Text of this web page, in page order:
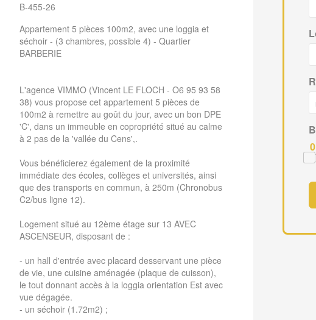
B-455-26
Appartement 5 pièces 100m2, avec une loggia et
séchoir - (3 chambres, possible 4) - Quartier
BARBERIE
L'agence VIMMO (Vincent LE FLOCH - O6 95 93 58
38) vous propose cet appartement 5 pièces de
100m2 à remettre au goût du jour, avec un bon DPE
'C', dans un immeuble en copropriété situé au calme
à 2 pas de la 'vallée du Cens',.
Vous bénéficierez également de la proximité
immédiate des écoles, collèges et universités, ainsi
que des transports en commun, à 250m (Chronobus
C2/bus ligne 12).
Logement situé au 12ème étage sur 13 AVEC
ASCENSEUR, disposant de :
- un hall d'entrée avec placard desservant une pièce
de vie, une cuisine aménagée (plaque de cuisson),
le tout donnant accès à la loggia orientation Est avec
vue dégagée.
- un séchoir (1.72m2) ;